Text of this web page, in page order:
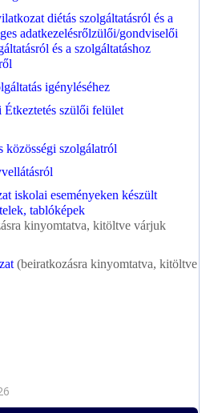
diétás szolgáltatásról és a
adatkezelésrőlzülői/gondviselői
és a szolgáltatáshoz
igényléséhez
Étkeztetés szülői felület
közösségi szolgálatról
iskolai eseményeken készült
tablóképek
kinyomtatva, kitöltve várjuk
(beiratkozásra kinyomtatva, kitöltve